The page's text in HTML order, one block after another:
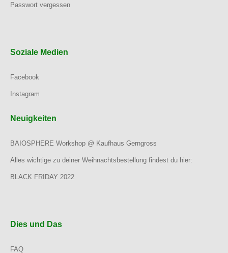
Passwort vergessen
Soziale Medien
Facebook
Instagram
Neuigkeiten
BAIOSPHERE Workshop @ Kaufhaus Gerngross
Alles wichtige zu deiner Weihnachtsbestellung findest du hier:
BLACK FRIDAY 2022
Dies und Das
FAQ